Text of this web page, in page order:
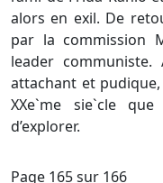
alors en exil. De
par la commission
leader
attachant et
XXe`me sie`cle
d’explorer.
Page 165 sur 166